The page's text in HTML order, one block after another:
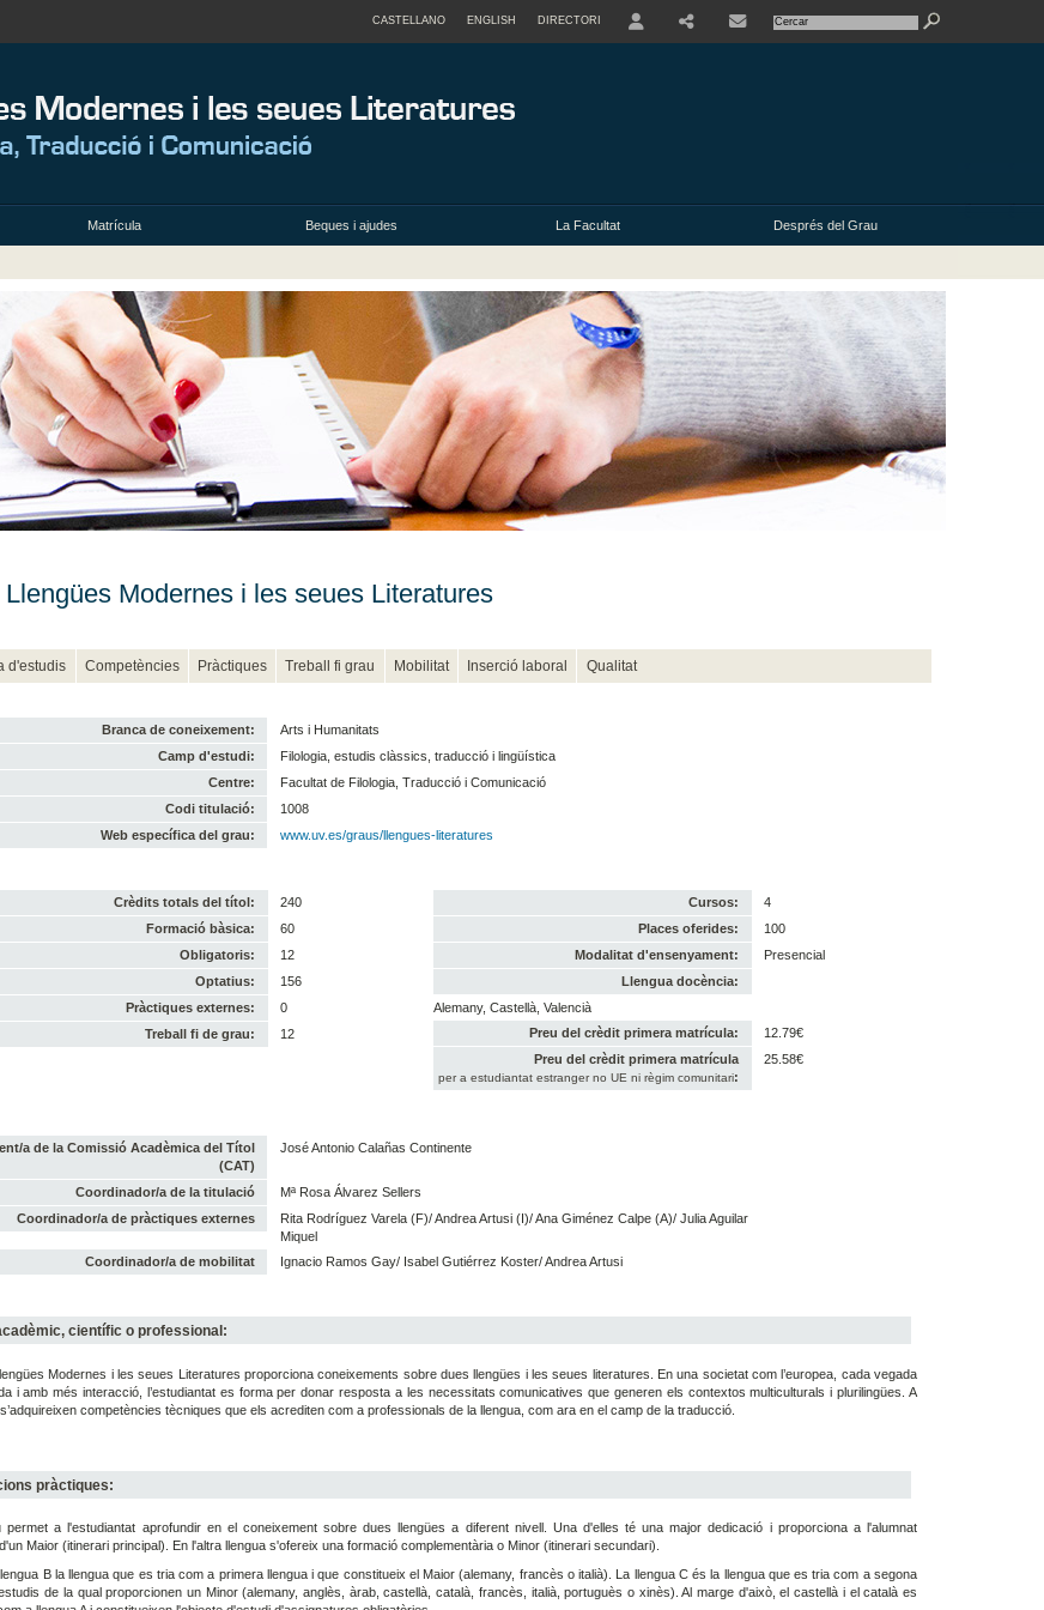
CASTELLANO ENGLISH DIRECTORI
Matrícula Beques i ajudes La Facultat Després del Grau
Modernes i les seues Literatures
d'estudis Competències Pràctiques Treball fi grau Mobilitat Inserció laboral Qualitat
Branca de coneixement:
Arts i Humanitats
Camp d'estudi:
Filologia, estudis clàssics, traducció i lingüística
Centre:
Facultat de Filologia, Traducció i Comunicació
Codi titulació:
1008
Web específica del grau:
www.uv.es/graus/llengues-literatures
Crèdits totals del títol:
240
Formació bàsica:
60
Obligatoris:
12
Optatius:
156
Pràctiques externes:
0
Treball fi de grau:
12
Cursos:
4
Places oferides:
100
Modalitat d'ensenyament:
Presencial
Llengua docència:
Alemany, Castellà, Valencià
Preu del crèdit primera matrícula:
12.79€
Preu del crèdit primera matrícula
per a estudiantat estranger no UE ni règim comunitari:
25.58€
a de la Comissió Acadèmica del Títol
(CAT)
José Antonio Calañas Continente
Coordinador/a de la titulació
Mª Rosa Álvarez Sellers
Coordinador/a de pràctiques externes
Rita Rodríguez Varela (F)/ Andrea Artusi (I)/ Ana Giménez Calpe (A)/ Julia Aguilar
Miquel
Coordinador/a de mobilitat
Ignacio Ramos Gay/ Isabel Gutiérrez Koster/ Andrea Artusi
científic o professional:
Modernes i les seues Literatures proporciona coneixements sobre dues llengües i les seues literatures. En una societat com l’europea, cada vegada
i amb més interacció, l’estudiantat es forma per donar resposta a les necessitats comunicatives que generen els contextos multiculturals i plurilingües. A
competències tècniques que els acrediten com a professionals de la llengua, com ara en el camp de la traducció.
pràctiques:
permet a l'estudiantat aprofundir en el coneixement sobre dues llengües a diferent nivell. Una d'elles té una major dedicació i proporciona a l'alumnat
Maior (itinerari principal). En l'altra llengua s'ofereix una formació complementària o Minor (itinerari secundari).
B la llengua que es tria com a primera llengua i que constitueix el Maior (alemany, francès o italià). La llengua C és la llengua que es tria com a segona
de la qual proporcionen un Minor (alemany, anglès, àrab, castellà, català, francès, italià, portuguès o xinès). Al marge d'això, el castellà i el català es